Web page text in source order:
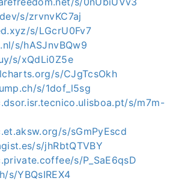
s/zrvnvKC7aj
s/LGcrU0Fv7
s/hASJnvBQw9
s/xQdLi0Z5e
s/CJgTcsOkh
s/1dof_l5sg
s/m7m-
s/sGmPyEscd
s/jhRbtQTVBY
s/P_SaE6qsD
s/YBQsIREX4